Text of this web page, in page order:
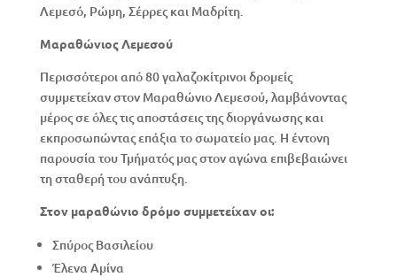
Λεμεσό, Ρώμη, Σέρρες και Μαδρίτη.
Μαραθώνιος Λεμεσού
Περισσότεροι από 80 γαλαζοκίτρινοι δρομείς
συμμετείχαν στον Μαραθώνιο Λεμεσού, λαμβάνοντας
μέρος σε όλες τις αποστάσεις της διοργάνωσης και
εκπροσωπώντας επάξια το σωματείο μας. Η έντονη
παρουσία του Τμήματός μας στον αγώνα επιβεβαιώνει
τη σταθερή του ανάπτυξη.
Στον μαραθώνιο δρόμο συμμετείχαν οι:
Σπύρος Βασιλείου
Έλενα Αμίνα